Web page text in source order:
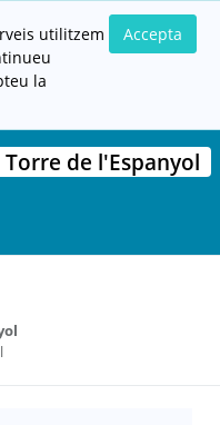
utilitzem
la
Accepta
de l'Espanyol